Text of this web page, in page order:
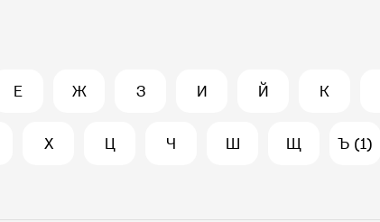
Е Ж З И Й К
Х Ц Ч Ш Щ Ъ (1)